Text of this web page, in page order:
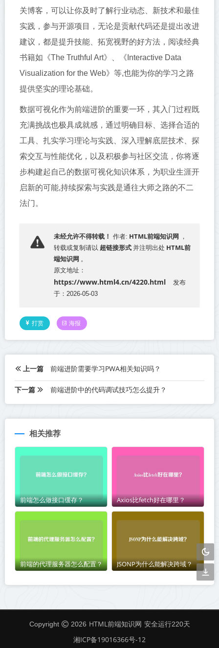
关博客，可以让你及时了解行业动态、新技术和最佳
实践，参与开源项目，无论是贡献代码还是提出改进
建议，都是提升技能、拓宽视野的好方法，阅读经典
书籍如《The Truthful Art》、《Interactive Data
Visualization for the Web》等,也能为你的学习之路
提供坚实的理论基础。
数据可视化作为前端进阶的重要一环，其入门过程既
充满挑战也极具成就感，通过明确目标、选择合适的
工具、扎实学习理论与实践、深入理解底层技术、探
索交互与性能优化，以及积极参与社区交流，你将逐
步构建起自己的数据可视化知识体系，为职业生涯开
启新的可能,持续探索与实践是通往大师之路的不二
法门。
未经允许不得转载！ 作者: HTML前端知识网 ，
转载或复制请以 超链接形式 并注明出处 HTML前
端知识网 。
原文地址：
https://www.html4.cn/4220.html
发布
于：2026-05-03
打赏 海报
上一篇 前端进阶需要学习PWA相关知识吗？
下一篇 前端进阶中的代码调试技巧怎么提升？
相关推荐
前端怎么做接口缓存？ Axios比fetch好在哪里？
前端的代理服务器怎么配置？ JSONP为什么能解决跨域？
Copyright 2026 HTML前端知识网 安全运行220天
湘ICP备19016366号-12